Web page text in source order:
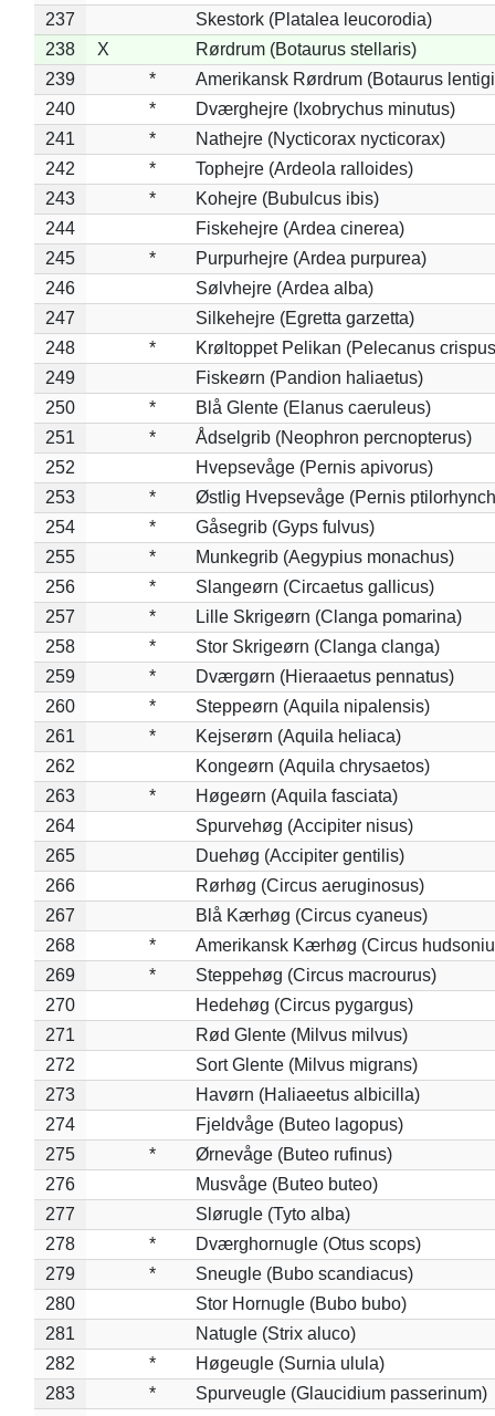
237
Skestork (Platalea leucorodia)
238
X
Rørdrum (Botaurus stellaris)
239
*
Amerikansk Rørdrum (Botaurus
240
*
Dværghejre (Ixobrychus minutus)
241
*
Nathejre (Nycticorax nycticorax)
242
*
Tophejre (Ardeola ralloides)
243
*
Kohejre (Bubulcus ibis)
244
Fiskehejre (Ardea cinerea)
245
*
Purpurhejre (Ardea purpurea)
246
Sølvhejre (Ardea alba)
247
Silkehejre (Egretta garzetta)
248
*
Krøltoppet Pelikan (Pelecanus
249
Fiskeørn (Pandion haliaetus)
250
*
Blå Glente (Elanus caeruleus)
251
*
Ådselgrib (Neophron percnopterus)
252
Hvepsevåge (Pernis apivorus)
253
*
Østlig Hvepsevåge (Pernis
254
*
Gåsegrib (Gyps fulvus)
255
*
Munkegrib (Aegypius monachus)
256
*
Slangeørn (Circaetus gallicus)
257
*
Lille Skrigeørn (Clanga pomarina)
258
*
Stor Skrigeørn (Clanga clanga)
259
*
Dværgørn (Hieraaetus pennatus)
260
*
Steppeørn (Aquila nipalensis)
261
*
Kejserørn (Aquila heliaca)
262
Kongeørn (Aquila chrysaetos)
263
*
Høgeørn (Aquila fasciata)
264
Spurvehøg (Accipiter nisus)
265
Duehøg (Accipiter gentilis)
266
Rørhøg (Circus aeruginosus)
267
Blå Kærhøg (Circus cyaneus)
268
*
Amerikansk Kærhøg (Circus
269
*
Steppehøg (Circus macrourus)
270
Hedehøg (Circus pygargus)
271
Rød Glente (Milvus milvus)
272
Sort Glente (Milvus migrans)
273
Havørn (Haliaeetus albicilla)
274
Fjeldvåge (Buteo lagopus)
275
*
Ørnevåge (Buteo rufinus)
276
Musvåge (Buteo buteo)
277
Slørugle (Tyto alba)
278
*
Dværghornugle (Otus scops)
279
*
Sneugle (Bubo scandiacus)
280
Stor Hornugle (Bubo bubo)
281
Natugle (Strix aluco)
282
*
Høgeugle (Surnia ulula)
283
*
Spurveugle (Glaucidium passerinum)